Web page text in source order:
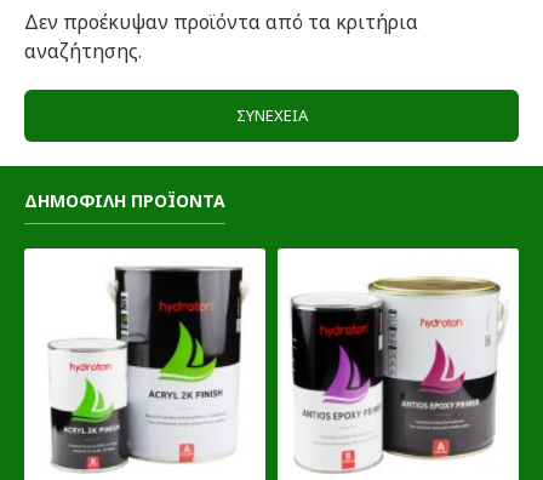
Δεν προέκυψαν προϊόντα από τα κριτήρια
αναζήτησης.
ΣΥΝΈΧΕΙΑ
ΔΗΜΟΦΙΛΗ ΠΡΟΪΟΝΤΑ